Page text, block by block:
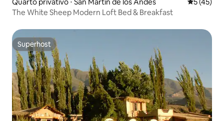
The White Sheep Modern Loft Bed & Breakfast
Superhost
Superhost